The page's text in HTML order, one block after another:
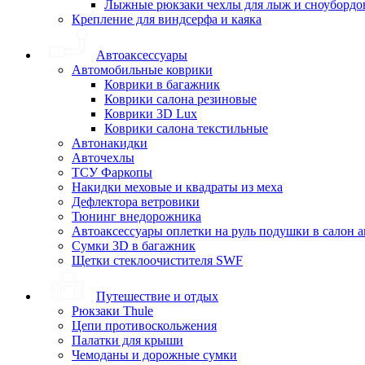
Лыжные рюкзаки чехлы для лыж и
Крепление для виндсерфа и каяка
Автоаксессуары
Автомобильные коврики
Коврики в багажник
Коврики салона резиновые
Коврики 3D Lux
Коврики салона текстильные
Автонакидки
Авточехлы
ТСУ Фаркопы
Накидки меховые и квадраты из меха
Дефлектора ветровики
Тюнинг внедорожника
Автоаксессуары оплетки на руль подушки в салон
Сумки 3D в багажник
Щетки стеклоочистителя SWF
Путешествие и отдых
Рюкзаки Thule
Цепи противоскольжения
Палатки для крыши
Чемоданы и дорожные сумки